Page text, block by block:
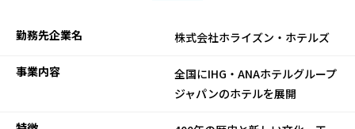
勤務先企業名 株式会社ホライズン・ホテルズ
事業内容
全国にIHG・ANAホテルグループ
ジャパンのホテルを展開